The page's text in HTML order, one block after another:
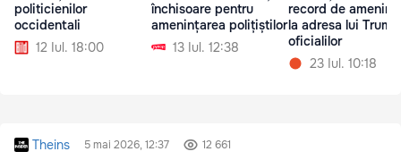
politicienilor
occidentali
12 Iul. 18:00
închisoare pentru
amenințarea polițiștilor
13 Iul. 12:38
record de
la adresa lui
oficialilor
23 Iul. 10:18
Theins 5 mai 2026, 12:37 12 661